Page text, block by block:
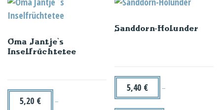
Produktseite
auf.
Optionen
Oma Jantje`s
Inselfrüchtetee
5,20 € –
Sanddorn-Holunder
5,40 € –